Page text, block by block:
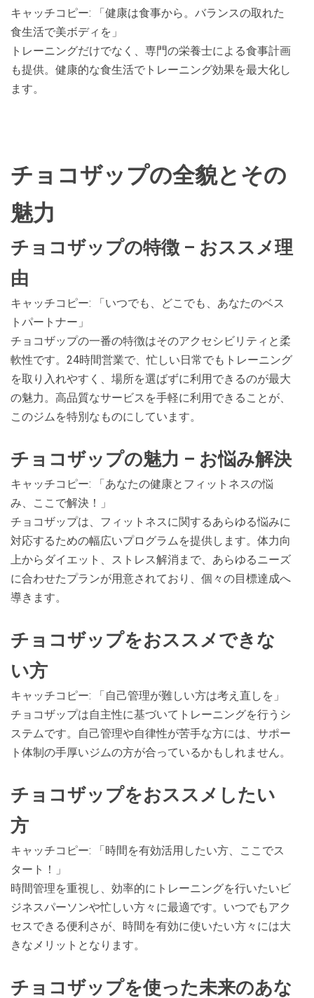
キャッチコピー: 「健康は食事から。バランスの取れた
食生活で美ボディを」
トレーニングだけでなく、専門の栄養士による食事計画
も提供。健康的な食生活でトレーニング効果を最大化し
ます。
チョコザップの全貌とその
魅力
チョコザップの特徴 – おススメ理
由
キャッチコピー: 「いつでも、どこでも、あなたのベス
トパートナー」
チョコザップの一番の特徴はそのアクセシビリティと柔
軟性です。24時間営業で、忙しい日常でもトレーニング
を取り入れやすく、場所を選ばずに利用できるのが最大
の魅力。高品質なサービスを手軽に利用できることが、
このジムを特別なものにしています。
チョコザップの魅力 – お悩み解決
キャッチコピー: 「あなたの健康とフィットネスの悩
み、ここで解決！」
チョコザップは、フィットネスに関するあらゆる悩みに
対応するための幅広いプログラムを提供します。体力向
上からダイエット、ストレス解消まで、あらゆるニーズ
に合わせたプランが用意されており、個々の目標達成へ
導きます。
チョコザップをおススメできな
い方
キャッチコピー: 「自己管理が難しい方は考え直しを」
チョコザップは自主性に基づいてトレーニングを行うシ
ステムです。自己管理や自律性が苦手な方には、サポー
ト体制の手厚いジムの方が合っているかもしれません。
チョコザップをおススメしたい
方
キャッチコピー: 「時間を有効活用したい方、ここでス
タート！」
時間管理を重視し、効率的にトレーニングを行いたいビ
ジネスパーソンや忙しい方々に最適です。いつでもアク
セスできる便利さが、時間を有効に使いたい方々には大
きなメリットとなります。
チョコザップを使った未来のあな